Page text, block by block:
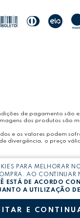
BLOG LEONORA
de pagamento são
dos produtos são
e os valores podem
divergência, o preço
PARA MELHORAR
AO CONTINUAR
ESTÁ DE ACORDO
A UTILIZAÇÃO
E